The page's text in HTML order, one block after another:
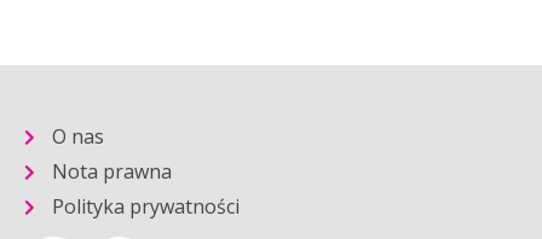
O nas
Nota prawna
Polityka prywatności